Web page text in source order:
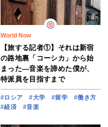
World Now
【旅する記者①】それは新宿
の路地裏「コーシカ」から始
まった―音楽を諦めた僕が、
特派員を目指すまで
#ロシア #大学 #留学
#働き方
#経済
#音楽